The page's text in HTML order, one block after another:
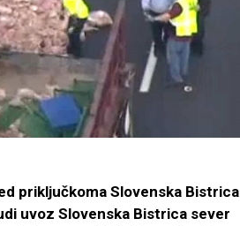
priključkoma Slovenska Bistrica
uvoz Slovenska Bistrica sever